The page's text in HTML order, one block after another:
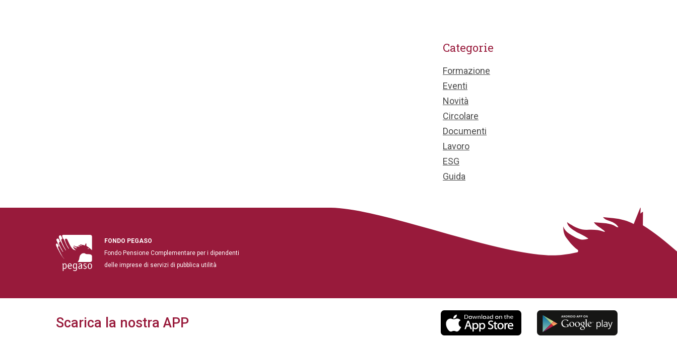
Categorie
Formazione
Eventi
Novità
Circolare
Documenti
Lavoro
ESG
Guida
FONDO PEGASO
Fondo Pensione Complementare per i dipendenti
delle imprese di servizi di pubblica utilità
Scarica la nostra APP